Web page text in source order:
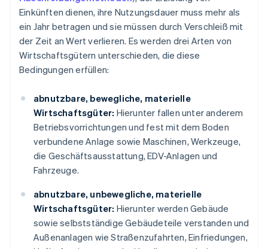
Einkünften dienen, ihre Nutzungsdauer muss mehr als
ein Jahr betragen und sie müssen durch Verschleiß mit
der Zeit an Wert verlieren. Es werden drei Arten von
Wirtschaftsgütern unterschieden, die diese
Bedingungen erfüllen:
abnutzbare, bewegliche, materielle
Wirtschaftsgüter: Hierunter fallen unter anderem
Betriebsvorrichtungen und fest mit dem Boden
verbundene Anlage sowie Maschinen, Werkzeuge,
die Geschäftsausstattung, EDV-Anlagen und
Fahrzeuge.
abnutzbare, unbewegliche, materielle
Wirtschaftsgüter: Hierunter werden Gebäude
sowie selbstständige Gebäudeteile verstanden und
Außenanlagen wie Straßenzufahrten, Einfriedungen,